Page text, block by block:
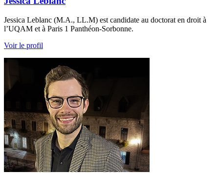
Jessica Leblanc (M.A., LL.M) est candidate au doctorat en droit à
l’UQAM et à Paris 1 Panthéon-Sorbonne.
Voir le profil